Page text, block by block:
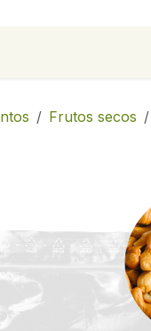
Frutos secos